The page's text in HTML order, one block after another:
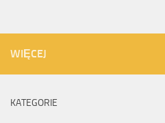
WIĘCEJ
KATEGORIE